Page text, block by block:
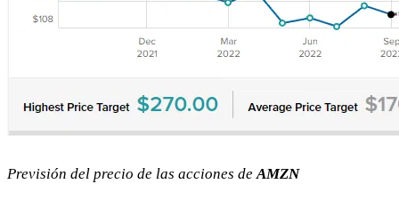
Previsión del precio de las acciones deAMZN